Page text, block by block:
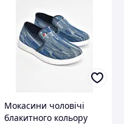
Мокасини чоловічі
блакитного кольору